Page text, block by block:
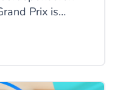
Prix is
te